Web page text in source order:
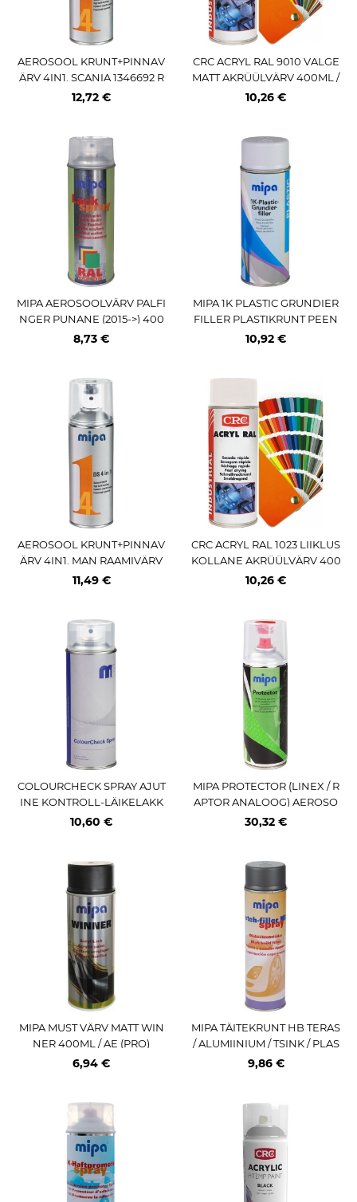
AEROSOOL KRUNT+PINNAV
ÄRV 4IN1. SCANIA 1346692 R
AAMIVÄRV HALL 400ML / AE
12,72 €
CRC ACRYL RAL 9010 VALGE
MATT AKRÜÜLVÄRV 400ML /
AE
10,26 €
MIPA AEROSOOLVÄRV PALFI
NGER PUNANE (2015->) 400
ML / AE (PRO) MIPA
8,73 €
MIPA 1K PLASTIC GRUNDIER
FILLER PLASTIKRUNT PEEN
TÄITEOMADUSTEGA 400ML /
10,92 €
AEROSOOL KRUNT+PINNAV
ÄRV 4IN1. MAN RAAMIVÄRV
MUST (RAL 9011) 400ML / AE
11,49 €
CRC ACRYL RAL 1023 LIIKLUS
KOLLANE AKRÜÜLVÄRV 400
ML / AE
10,26 €
COLOURCHECK SPRAY AJUT
INE KONTROLL-LÄIKELAKK
400ML MIPA
10,60 €
MIPA PROTECTOR (LINEX / R
APTOR ANALOOG) AEROSO
OLPUDEL 2K KÕVENDIGA 4
30,32 €
MIPA MUST VÄRV MATT WIN
NER 400ML / AE (PRO)
6,94 €
MIPA TÄITEKRUNT HB TERAS
/ ALUMIINIUM / TSINK / PLAS
T PINDADELE T.HALL 500ML
9,86 €